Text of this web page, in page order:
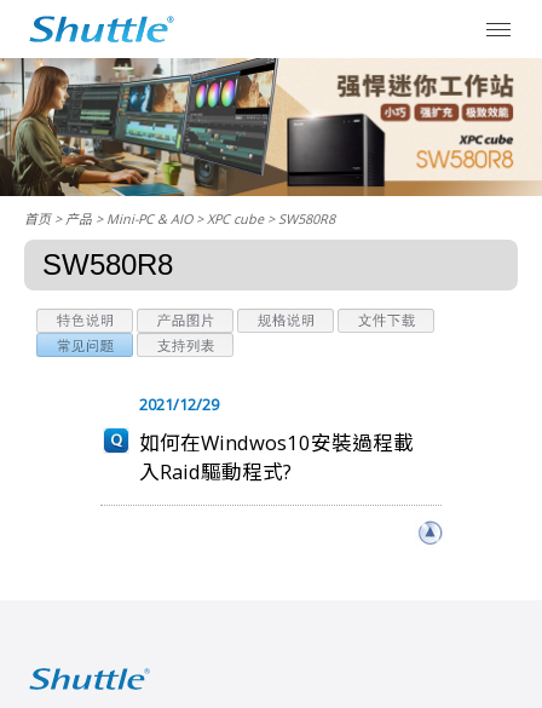
首页> 产品 > Mini-PC & AIO >XPC cube> SW580R8
SW580R8
2021/12/29
如何在Windwos10安裝過程載
入Raid驅動程式?